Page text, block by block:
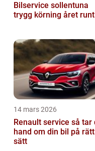
Bilservice sollentuna
trygg körning året runt
14 mars 2026
Renault service så tar du
hand om din bil på rätt
sätt